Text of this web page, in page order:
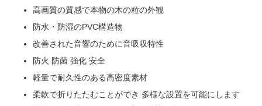
高画質の質感で本物の木の粒の外観
防水・防湿のPVC構造物
改善された音響のために音吸収特性
防火 防菌 強化 安全
軽量で耐久性のある高密度素材
柔軟で折りたたむことができ 多様な設置を可能にします